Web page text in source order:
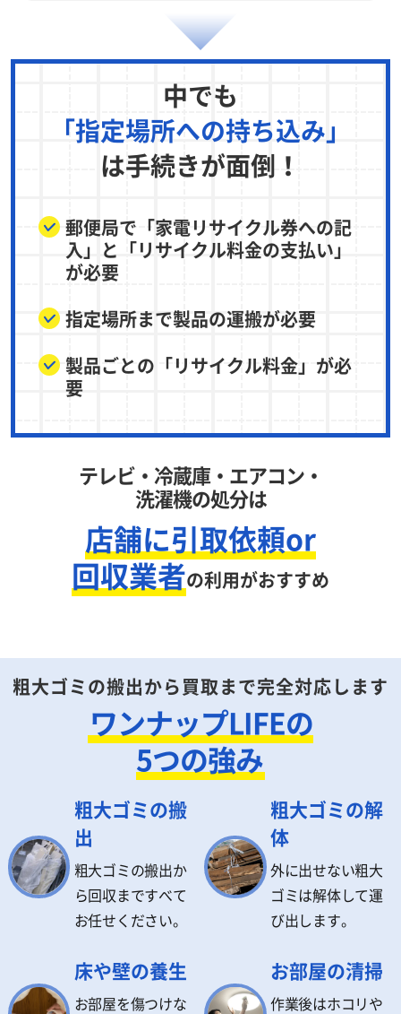
中でも
「指定場所への持ち込み」
は手続きが面倒！
郵便局で「家電リサイクル券への記
入」と「リサイクル料金の支払い」
が必要
指定場所まで製品の運搬が必要
製品ごとの「リサイクル料金」が必
要
テレビ・冷蔵庫・エアコン・
洗濯機の処分は
店舗に引取依頼or
回収業者の利用がおすすめ
粗大ゴミの搬出から買取まで完全対応します
ワンナップLIFEの
5つの強み
粗大ゴミの搬
出
粗大ゴミの搬出か
ら回収まですべて
お任せください。
粗大ゴミの解
体
外に出せない粗大
ゴミは解体して運
び出します。
床や壁の養生
お部屋を傷つけな
お部屋の清掃
作業後はホコリや